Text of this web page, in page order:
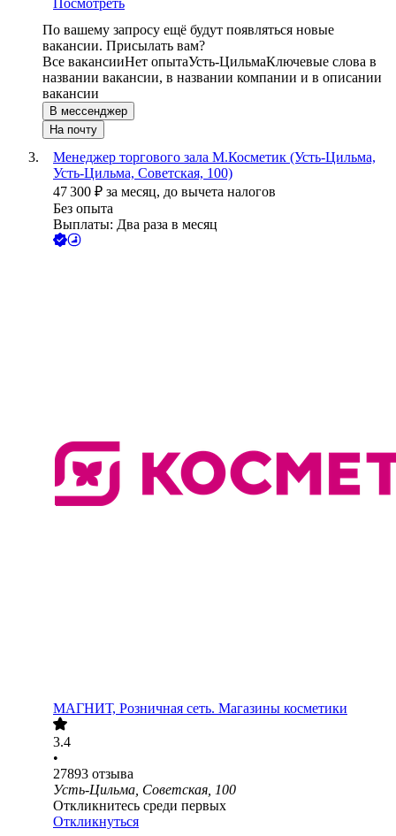
Посмотреть
По вашему запросу ещё будут появляться новые
вакансии. Присылать вам?
Все вакансииНет опытаУсть-ЦильмаКлючевые слова в
названии вакансии, в названии компании и в описании
вакансии
В мессенджер
На почту
Менеджер торгового зала М.Косметик (Усть-Цильма,
Усть-Цильма, Советская, 100)
47 300 ₽ за месяц, до вычета налогов
Без опыта
Выплаты: Два раза в месяц
МАГНИТ, Розничная сеть. Магазины косметики
3.4
•
27893 отзыва
Усть-Цильма, Советская, 100
Откликнитесь среди первых
Откликнуться